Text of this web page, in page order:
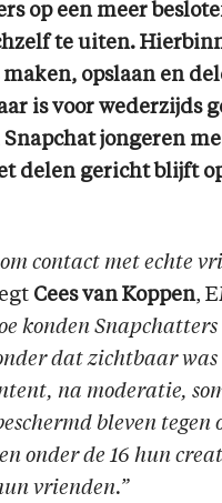
op een meer
te uiten.
opslaan en
is voor wederzijds
jongeren
delen gericht blijft
contact met echte
Cees van Koppen,
konden
dat zichtbaar
na moderatie,
bleven tegen
onder de 16 hun
vrienden.”